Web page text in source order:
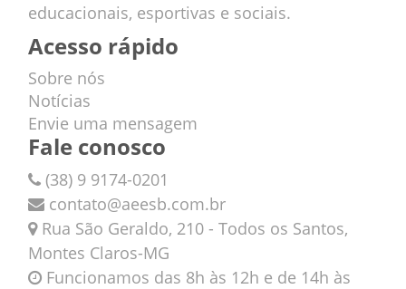
educacionais, esportivas e sociais.
Acesso rápido
Sobre nós
Notícias
Envie uma mensagem
Fale conosco
(38) 9 9174-0201
contato@aeesb.com.br
Rua São Geraldo, 210 - Todos os Santos,
Montes Claros-MG
Funcionamos das 8h às 12h e de 14h às